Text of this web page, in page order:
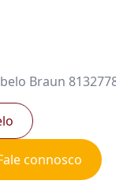
Braun
connosco